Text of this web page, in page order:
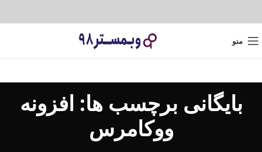
منو
بایگانی برچسب ها: افزونه
ووکامرس